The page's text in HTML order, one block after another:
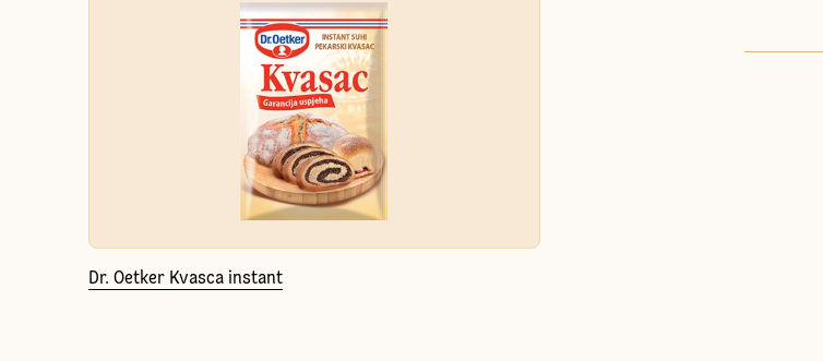
Dr. Oetker Kvasca instant